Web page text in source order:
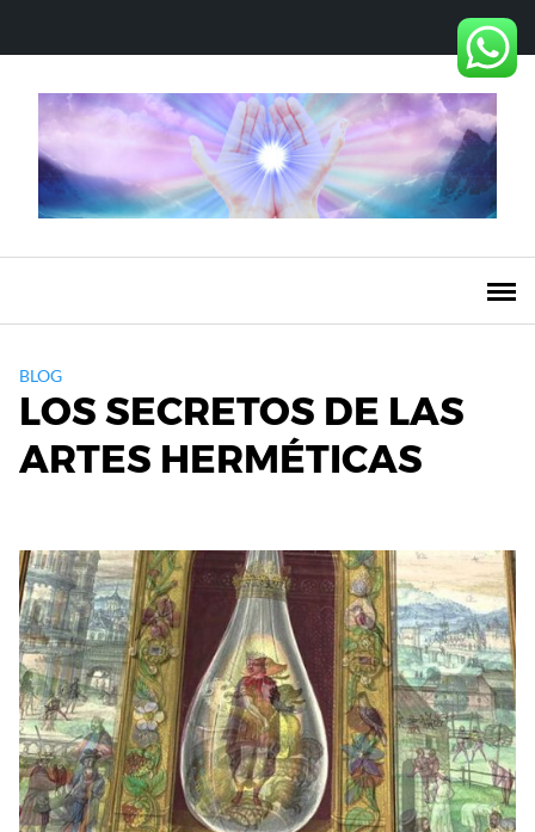
contenido
BLOG
LOS SECRETOS DE LAS
ARTES HERMÉTICAS